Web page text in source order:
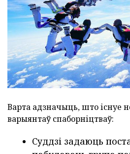
Варта адзначыць, што існуе
варыянтаў спаборніцтваў:
Суддзі задаюць